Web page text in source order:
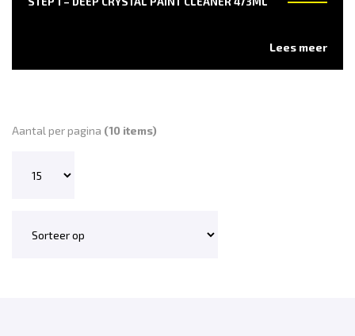
Lees meer
Aantal per pagina (10 items)